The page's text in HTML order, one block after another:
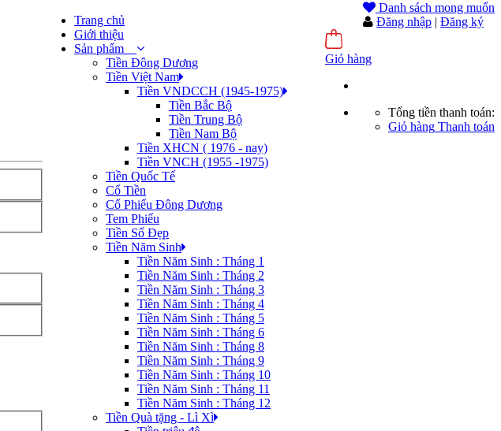
Danh sách mong muốn
Đăng nhập | Đăng ký
Giỏ hàng
Tổng tiền thanh toán:
Giỏ hàng Thanh toán
Trang chủ
Giới thiệu
Sản phẩm
Tiền Đông Dương
Tiền Việt Nam
Tiền VNDCCH (1945-1975)
Tiền Bắc Bộ
Tiền Trung Bộ
Tiền Nam Bộ
Tiền XHCN ( 1976 - nay)
Tiền VNCH (1955 -1975)
Tiền Quốc Tế
Cổ Tiền
Cổ Phiếu Đông Dương
Tem Phiếu
Tiền Số Đẹp
Tiền Năm Sinh
Tiền Năm Sinh : Tháng 1
Tiền Năm Sinh : Tháng 2
Tiền Năm Sinh : Tháng 3
Tiền Năm Sinh : Tháng 4
Tiền Năm Sinh : Tháng 5
Tiền Năm Sinh : Tháng 6
Tiền Năm Sinh : Tháng 8
Tiền Năm Sinh : Tháng 9
Tiền Năm Sinh : Tháng 10
Tiền Năm Sinh : Tháng 11
Tiền Năm Sinh : Tháng 12
Tiền Quà tặng - Lì Xì